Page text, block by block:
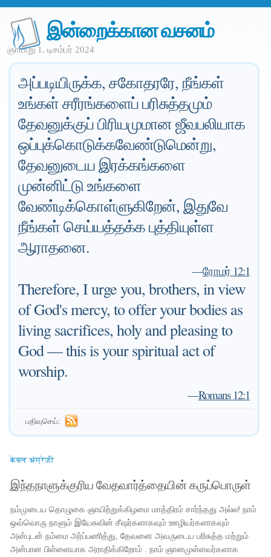
இன்றைக்கான வசனம்
ஞாயிறு 1. டிசம்பர் 2024
அப்படியிருக்க, சகோதரரே, நீங்கள்
உங்கள் சரீரங்களைப் பரிசுத்தமும்
தேவனுக்குப் பிரியமுமான ஜீவபலியாக
ஒப்புக்கொடுக்கவேண்டுமென்று,
தேவனுடைய இரக்கங்களை
முன்னிட்டு உங்களை
வேண்டிக்கொள்ளுகிறேன், இதுவே
நீங்கள் செய்யத்தக்க புத்தியுள்ள
ஆராதனை.
—ரோமர் 12:1
Therefore, I urge you, brothers, in view
of God's mercy, to offer your bodies as
living sacrifices, holy and pleasing to
God — this is your spiritual act of
worship.
—Romans 12:1
பதிவுசெய்:
केवल अंग्रेज़ी
இந்தநாளுக்குரிய வேதவார்த்தையின் கருப்பொருள்
நம்முடைய தொழுகை ஞாயிற்றுக்கிழமை மாத்திரம் சார்ந்தது அல்ல! நாம்
ஒவ்வொரு நாளும் இயேசுவின் சீஷர்களாகவும் ஊழியர்களாகவும்
அன்புடன் நம்மை அர்ப்பணித்து, தேவனை அவருடைய பரிசுத்த மற்றும்
அன்பான பிள்ளையாக அராதிக்கிறோம் . நாம் ஞானமுள்ளவர்களாக